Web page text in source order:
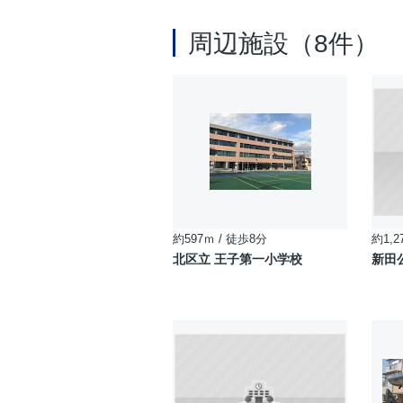
周辺施設（8件）
約597ｍ / 徒歩8分
北区立 王子第一小学校
約
新田